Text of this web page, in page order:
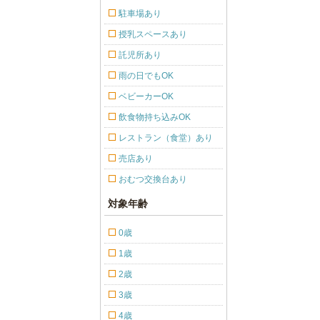
駐車場あり
授乳スペースあり
託児所あり
雨の日でもOK
ベビーカーOK
飲食物持ち込みOK
レストラン（食堂）あり
売店あり
おむつ交換台あり
対象年齢
0歳
1歳
2歳
3歳
4歳